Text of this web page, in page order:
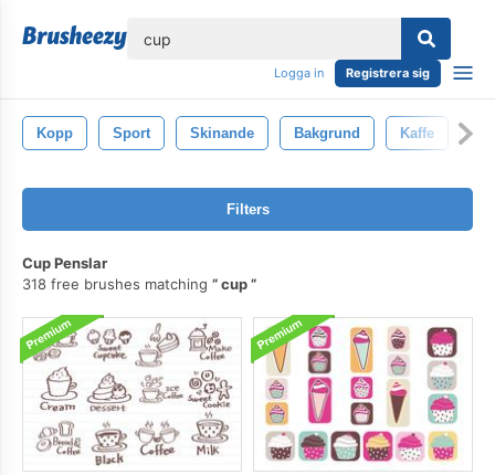
Logga in Registrera sig
Kopp Sport Skinande Bakgrund Kaffe
Filters
Cup Penslar
318 free brushes matching
cup